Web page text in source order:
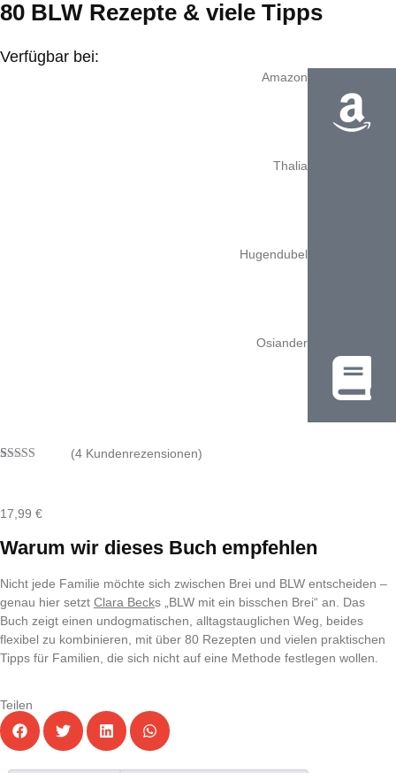
80 BLW Rezepte & viele Tipps
Verfügbar bei:
Amazon
Thalia
Hugendubel
Osiander
basierend
auf
(4Kundenrezensionen)
17,99 €
Warum wir dieses Buch empfehlen
Nicht jede Familie möchte sich zwischen Brei und BLW entscheiden –
genau hier setzt Clara Becks „BLW mit ein bisschen Brei“ an. Das
Buch zeigt einen undogmatischen, alltagstauglichen Weg, beides
flexibel zu kombinieren, mit über 80 Rezepten und vielen praktischen
Tipps für Familien, die sich nicht auf eine Methode festlegen wollen.
Teilen